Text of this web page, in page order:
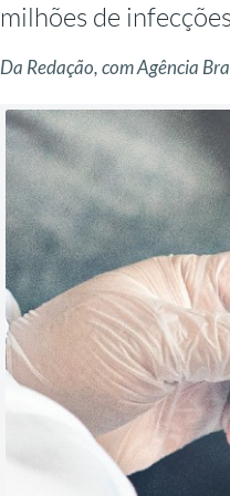
milhões de
Da Redação, com Agência